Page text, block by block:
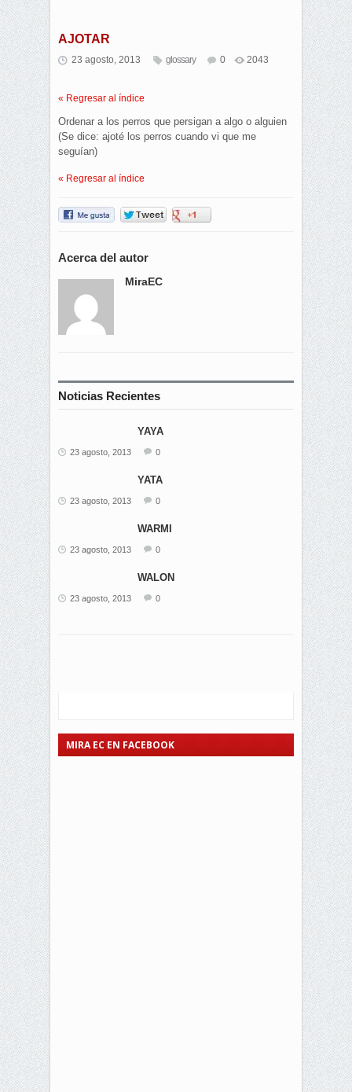
AJOTAR
23 agosto, 2013 glossary 0 2043
« Regresar al índice
Ordenar a los perros que persigan a algo o alguien
(Se dice: ajoté los perros cuando vi que me
seguían)
« Regresar al índice
Acerca del autor
MiraEC
Noticias Recientes
YAYA
23 agosto, 2013 0
YATA
23 agosto, 2013 0
WARMI
23 agosto, 2013 0
WALON
23 agosto, 2013 0
MIRA EC EN FACEBOOK